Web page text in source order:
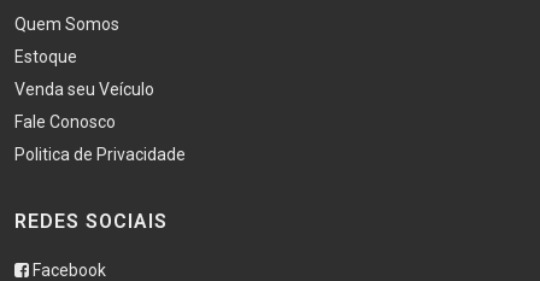
Quem Somos
Estoque
Venda seu Veículo
Fale Conosco
Politica de Privacidade
REDES SOCIAIS
Facebook